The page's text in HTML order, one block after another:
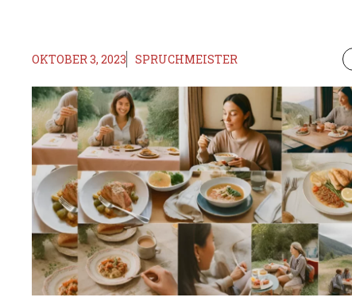
OKTOBER 3, 2023 SPRUCHMEISTER